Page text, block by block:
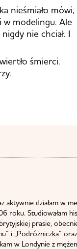
nieśmiało mówi,
w modelingu. Ale
nie chciał. I
śmierci.
aktywnie działam w
roku. Studiowałam
prasie,
i „Podróżniczka”
w Londynie z